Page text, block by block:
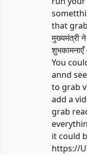
that
मुख्यमंत्री
You
annd
to grab
add a
grab
it could
https://